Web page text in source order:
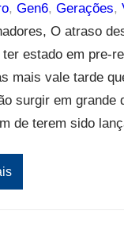
, Gen6, Gerações,
O atraso
estado em pre-
mais vale tarde
surgir em grande
de terem sido